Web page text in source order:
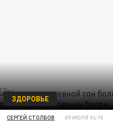
ЗДОРОВЬЕ
СЕРГЕЙ СТОЛБОВ 09 ИЮЛЯ 04:10